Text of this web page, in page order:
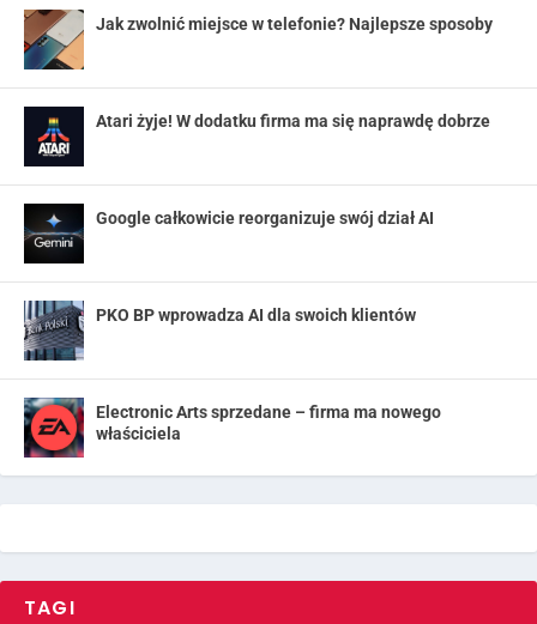
Jak zwolnić miejsce w telefonie? Najlepsze sposoby
Atari żyje! W dodatku firma ma się naprawdę dobrze
Google całkowicie reorganizuje swój dział AI
PKO BP wprowadza AI dla swoich klientów
Electronic Arts sprzedane – firma ma nowego
właściciela
TAGI